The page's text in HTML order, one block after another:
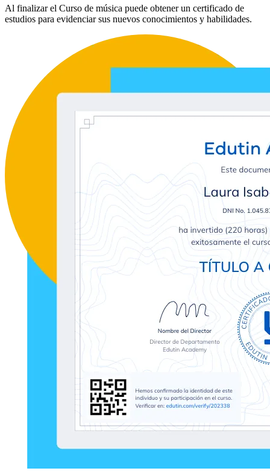
Al finalizar el Curso de música puede obtener un certificado de
estudios para evidenciar sus nuevos conocimientos y habilidades.